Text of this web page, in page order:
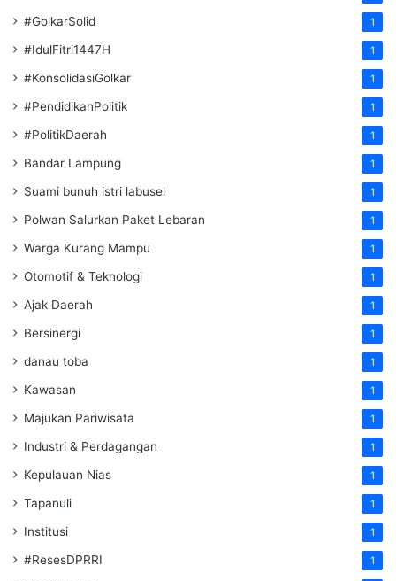
#GolkarSolid 1
#IdulFitri1447H 1
#KonsolidasiGolkar 1
#PendidikanPolitik 1
#PolitikDaerah 1
Bandar Lampung 1
Suami bunuh istri labusel 1
Polwan Salurkan Paket Lebaran 1
Warga Kurang Mampu 1
Otomotif & Teknologi 1
Ajak Daerah 1
Bersinergi 1
danau toba 1
Kawasan 1
Majukan Pariwisata 1
Industri & Perdagangan 1
Kepulauan Nias 1
Tapanuli 1
Institusi 1
#ResesDPRRI 1